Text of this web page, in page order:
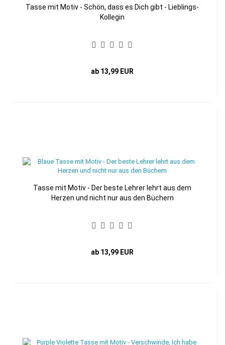
Tasse mit Motiv - Schön, dass es Dich gibt - Lieblings-
Kollegin
ab 13,99 EUR
Tasse mit Motiv - Der beste Lehrer lehrt aus dem
Herzen und nicht nur aus den Büchern
ab 13,99 EUR